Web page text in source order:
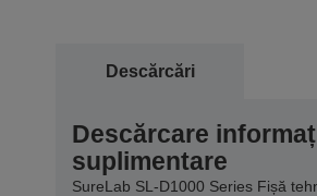
Descărcări
Descărcare
suplimentare
SureLab SL-D1000 Series Fișă